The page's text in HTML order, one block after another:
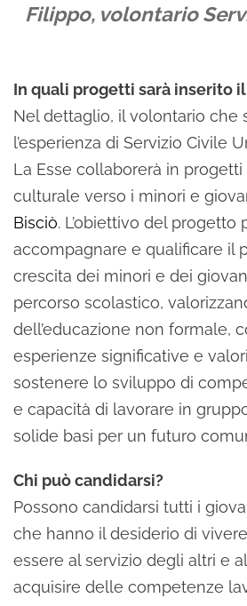
Filippo, volontario
In quali progetti sarà inserito
Nel dettaglio, il volontario che
l’esperienza di Servizio Civile
La Esse collaborerà in
culturale verso i minori e
Bisciò. L’obiettivo del progetto
accompagnare e qualificare il
crescita dei minori e dei
percorso scolastico,
dell’educazione non formale,
esperienze significative e
sostenere lo sviluppo di
e capacità di lavorare in
solide basi per un futuro
Chi può candidarsi?
Possono candidarsi tutti i
che hanno il desiderio di
essere al servizio degli altri e
acquisire delle competenze